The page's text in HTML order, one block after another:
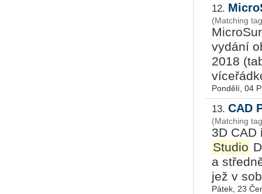
12.
(Matching
vydání
2018
Pondělí, 04
13. CAD
(Matching
3D CAD
Studio
a
jež v
Pátek, 23